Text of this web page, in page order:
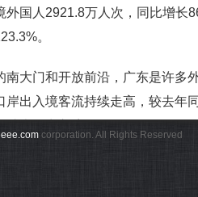
外国人2921.8万人次，同比增长
。
门和开放前沿，广东是许多
岸出入境客流持续走高，较去年
corporation. All Rights Reserved